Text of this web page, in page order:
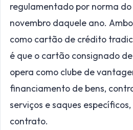
regulamentado por norma do
novembro daquele ano.
como cartão de crédito
é que o cartão consignado
opera como clube de
financiamento de bens,
serviços e saques
contrato.